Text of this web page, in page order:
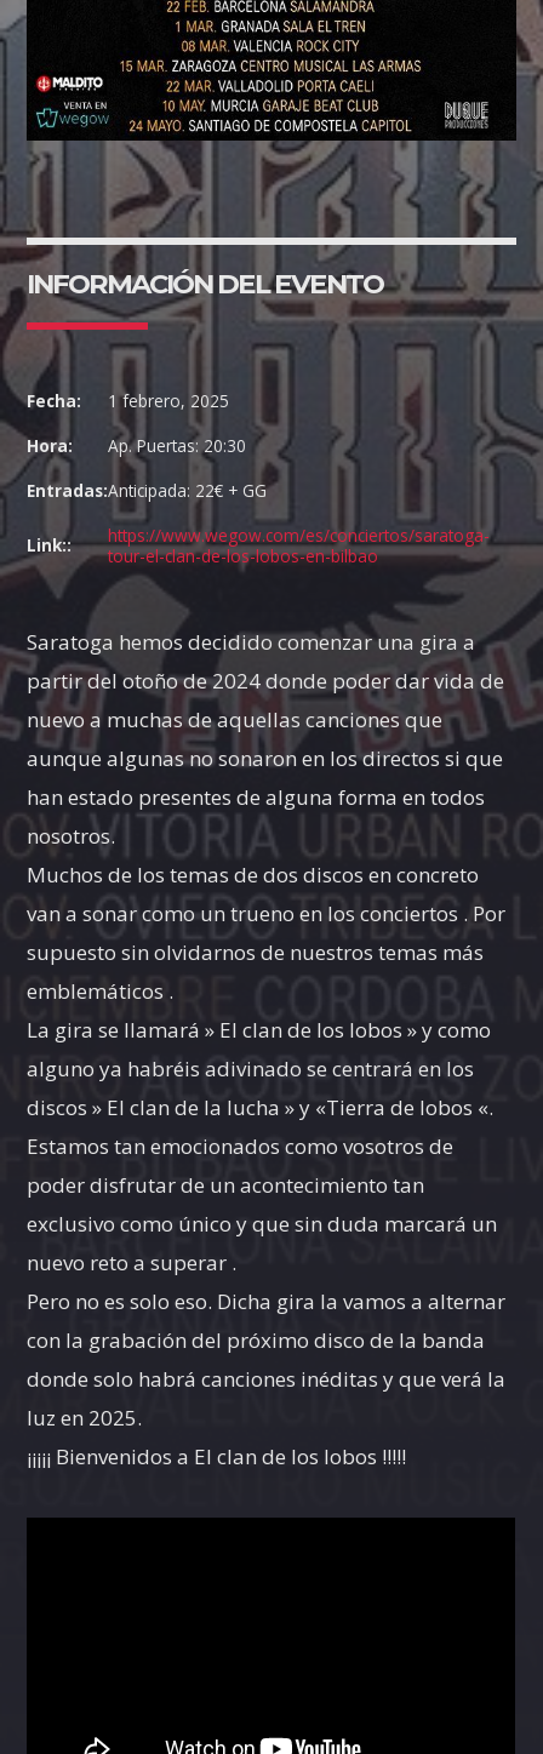
INFORMACIÓN DEL EVENTO
Fecha:
1 febrero, 2025
Hora:
Ap. Puertas: 20:30
Entradas:Anticipada: 22€ + GG
Link::
https://www.wegow.com/es/conciertos/saratoga-
tour-el-clan-de-los-lobos-en-bilbao
Saratoga hemos decidido comenzar una gira a
partir del otoño de 2024 donde poder dar vida de
nuevo a muchas de aquellas canciones que
aunque algunas no sonaron en los directos si que
han estado presentes de alguna forma en todos
nosotros.
Muchos de los temas de dos discos en concreto
van a sonar como un trueno en los conciertos . Por
supuesto sin olvidarnos de nuestros temas más
emblemáticos .
La gira se llamará » El clan de los lobos » y como
alguno ya habréis adivinado se centrará en los
discos » El clan de la lucha » y «Tierra de lobos «.
Estamos tan emocionados como vosotros de
poder disfrutar de un acontecimiento tan
exclusivo como único y que sin duda marcará un
nuevo reto a superar .
Pero no es solo eso. Dicha gira la vamos a alternar
con la grabación del próximo disco de la banda
donde solo habrá canciones inéditas y que verá la
luz en 2025.
¡¡¡¡¡ Bienvenidos a El clan de los lobos !!!!!